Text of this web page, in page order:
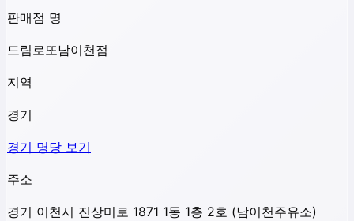
판매점 명
드림로또남이천점
지역
경기
경기 명당 보기
주소
경기 이천시 진상미로 1871 1동 1층 2호 (남이천주유소)